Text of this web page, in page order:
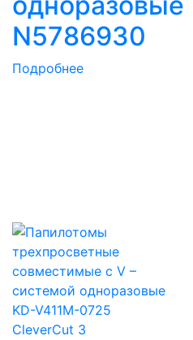
N5786930
Подробнее
CleverCut 3